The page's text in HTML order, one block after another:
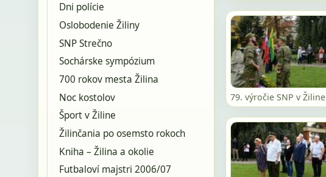
Dni polície
Oslobodenie Žiliny
SNP Strečno
Sochárske sympózium
700 rokov mesta Žilina
Noc kostolov
Šport v Žiline
Žilinčania po osemsto rokoch
Kniha – Žilina a okolie
Futbaloví majstri 2006/07
79. výročie SNP v Žiline